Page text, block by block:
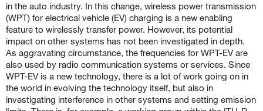
in the auto industry. In this change, wireless power transmission
(WPT) for electrical vehicle (EV) charging is a new enabling
feature to wirelessly transfer power. However, its potential
impact on other systems has not been investigated in depth.
As aggravating circumstance, the frequencies for WPT-EV are
also used by radio communication systems or services. Since
WPT-EV is a new technology, there is a lot of work going on in
the world in evolving the technology itself, but also in
investigating interference in other systems and setting emission